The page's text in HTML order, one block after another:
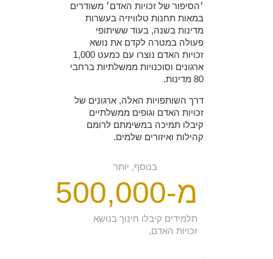
׳הסיפור של זכויות האדם׳ משודרים
במאות תחנות טלוויזיה בעשרות
מדינות בשנה, בעוד ששיתופי
פעולה במטרה לקדם את נושא
זכויות האדם נוצרו עם כמעט 1,000
ארגונים וסוכנויות ממשלתיות ברחבי
80 מדינות.
דרך השותפויות האלה, ארגונים של
זכויות האדם וגופים ממשלתיים
קיבלו תמיכה במשימתם לרומם
קהילות ואיזורים שלמים.
בנוסף, יותר
מ-500,000
תלמידים קיבלו חינוך בנושא
זכויות האדם,